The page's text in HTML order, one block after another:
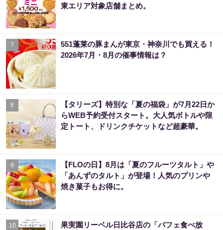
東エリア対象店舗まとめ。
7
551蓬莱の豚まんが東京・神奈川でも買える！
2026年7月・8月の催事情報は？
8
【タリーズ】特別な「夏の福袋」が7月22日か
らWEB予約受付スタート。大人気ボトルや限
定トート、ドリンクチケットなど超豪華。
9
【FLOの日】8月は「夏のフルーツタルト」や
「あんずのタルト」が登場！人気のプリンや
焼き菓子もお得に。
10
果実園リーベル日比谷店の「パフェ食べ放